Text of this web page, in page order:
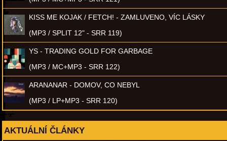
KISS ME KOJAK / FETCH! - ZAMLUVENO, VÍC LÁSKY
(MP3 / SPLIT 12" - SRR 119)
YS - TRADING GOLD FOR GARBAGE
(MP3 / MC+MP3 - SRR 122)
ARANANAR - DOMOV, CO NEBYL
(MP3 / LP+MP3 - SRR 120)
AKTUÁLNÍ ČLÁNKY